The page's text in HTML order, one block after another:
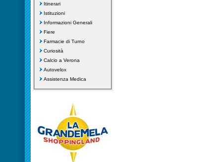
Itinerari
Istituzioni
Informazioni Generali
Fiere
Farmacie di Turno
Curiosità
Calcio a Verona
Autovelox
Assistenza Medica